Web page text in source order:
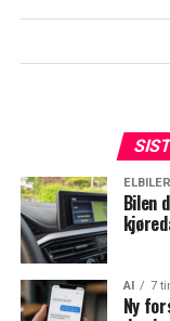
ELBILER
Bilen
AI 7
Ny